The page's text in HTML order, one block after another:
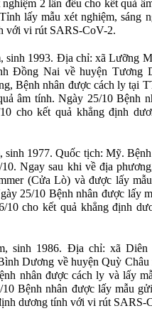
2 lần đều cho kết quả
lấy mẫu xét nghiệm, sáng
với vi rút SARS-CoV-2.
sinh 1993. Địa chỉ: xã Lưỡng
Đồng Nai về huyện Tương
Bệnh nhân được cách ly tại
âm tính. Ngày 25/10 Bệnh
cho kết quả khẳng định
sinh 1977. Quốc tịch: Mỹ.
Ngay sau khi về địa
(Cửa Lò) và được lấy
25/10 Bệnh nhân được lấy
10 cho kết quả khẳng định
sinh 1986. Địa chỉ: xã Diên
Dương về huyện Quỳ
nhân được cách ly và lấy
Bệnh nhân được lấy mẫu
dương tính với vi rút SARS-